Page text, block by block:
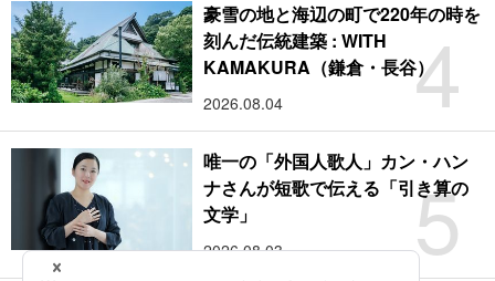
4
豪雪の地と海辺の町で220年の時を
刻んだ伝統建築 : WITH
KAMAKURA（鎌倉・長谷）
2026.08.04
5
唯一の「外国人歌人」カン・ハン
ナさんが短歌で伝える「引き算の
文学」
2026.08.03